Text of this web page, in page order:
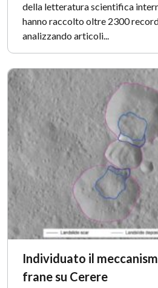
della letteratura scientifica
hanno raccolto oltre 2300
analizzando articoli...
Individuato il
frane su Cerere